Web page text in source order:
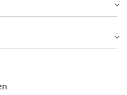
B31 (COSC)
mechanisch, Manufactuur